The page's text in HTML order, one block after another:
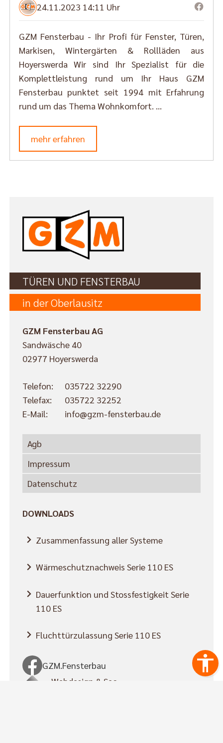
24.11.2023 14:11 Uhr
GZM Fensterbau - Ihr Profi für Fenster, Türen,
Markisen, Wintergärten & Rollläden aus
Hoyerswerda Wir sind Ihr Spezialist für die
Komplettleistung rund um Ihr Haus GZM
Fensterbau punktet seit 1994 mit Erfahrung
rund um das Thema Wohnkomfort. ...
mehr erfahren
TÜREN UND FENSTERBAU
in der Oberlausitz
GZM Fensterbau AG
Sandwäsche 40
02977 Hoyerswerda
Telefon:
035722 32290
Telefax:
035722 32252
E-Mail:
info@gzm-fensterbau.de
Agb
Impressum
Datenschutz
DOWNLOADS
Zusammenfassung aller Systeme
Wärmeschutznachweis Serie 110 ES
Dauerfunktion und Stossfestigkeit Serie
110 ES
Fluchttürzulassung Serie 110 ES
GZM.Fensterbau
Webdesign & Seo